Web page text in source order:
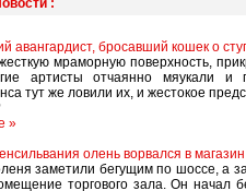
:
авангардист, бросавший кошек о
мраморную поверхность,
артисты отчаянно мяукали и
тут же ловили их, и жестокое
»
олень ворвался в магазин
заметили бегущим по шоссе, а
торгового зала. Он начал